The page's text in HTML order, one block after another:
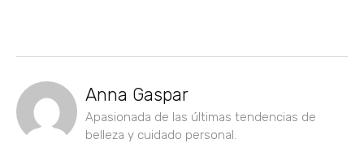
Anna Gaspar
Apasionada de las últimas tendencias de
belleza y cuidado personal.